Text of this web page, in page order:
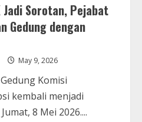
Sorotan, Pejabat
Gedung dengan
May 9, 2026
Komisi
kembali menjadi
8 Mei 2026....